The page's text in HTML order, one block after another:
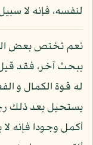
لنفسه، فإنه لا
نعم تختص بعض
ببحث آخر، فقد
له قوة الكمال و
يستحيل بعد ذلك
أكمل وجودا فإنه